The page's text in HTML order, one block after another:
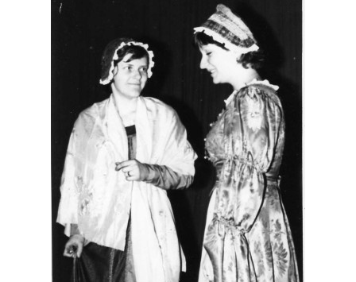
KDY, KDE A CO HRAJEME
HRY OD ROKU 1973
VIDEOZÁZNAMY Z HER
FOTOALBUM
ČLENOVÉ - SOUČASNOST